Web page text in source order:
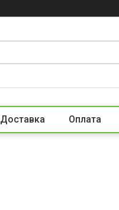
Доставка Оплата